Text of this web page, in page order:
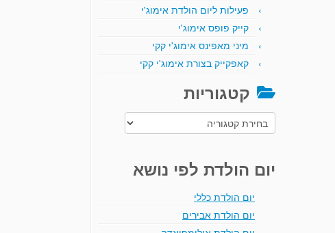
פעילות ליום הולדת אימוג'י
קייק פופס אימוג'י
מיני מאפינס אימוג'י קקי
קאפקייק בצורת אימוג'י קקי
קטגוריות
קטגוריות
יום הולדת לפי נושא
יום הולדת כללי
יום הולדת אבירים